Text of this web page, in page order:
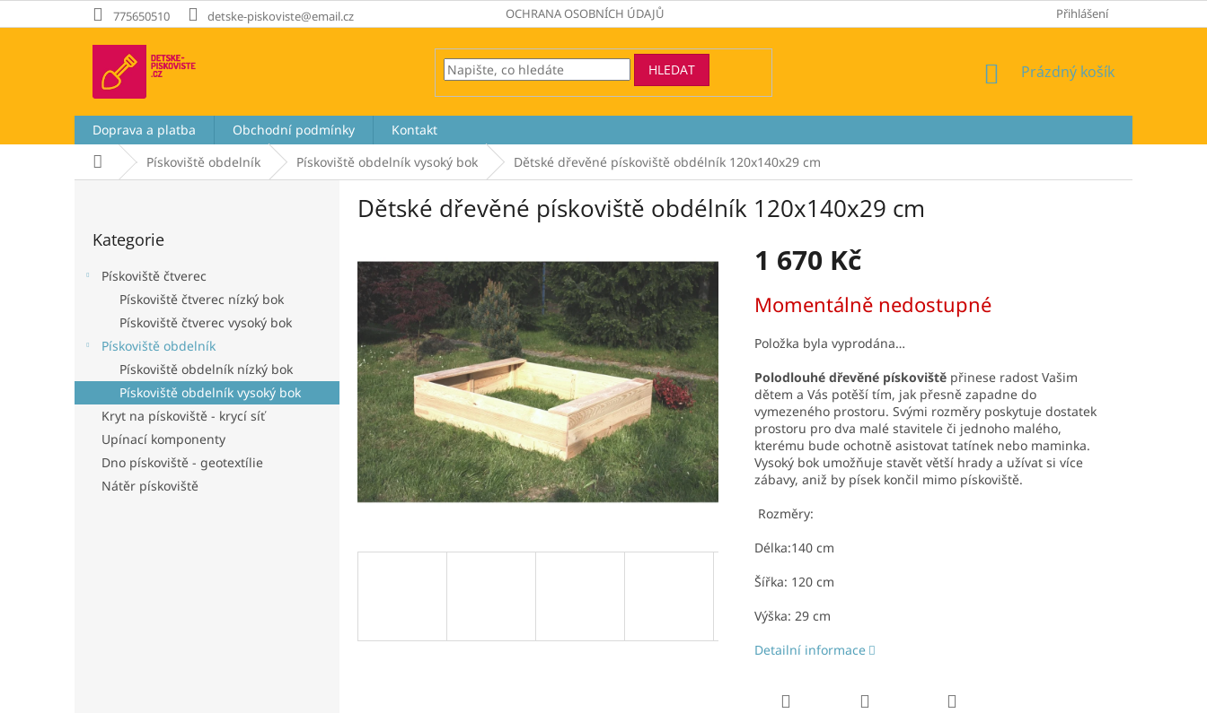
na
775650510 detske-piskoviste@email.cz OCHRANA OSOBNÍCH ÚDAJŮ Přihlášení
HLEDAT
NÁKUPNÍ
Prázdný košík
Doprava a platba Obchodní podmínky
Kontakt
Domů Pískoviště obdelník Pískoviště obdelník vysoký bok Dětské dřevěné pískoviště obdélník 120x140x29 cm
a
n
kategorie
Kategorie
Pískoviště čtverec
Pískoviště čtverec nízký bok
Pískoviště čtverec vysoký bok
Pískoviště obdelník
Pískoviště obdelník nízký bok
Pískoviště obdelník vysoký bok
Kryt na pískoviště - krycí síť
Upínací komponenty
Dno pískoviště - geotextílie
Nátěr pískoviště
Dětské dřevěné pískoviště obdélník 120x140x29 cm
1 670 Kč
cena:
Momentálně nedostupné
Položka byla vyprodána…
Polodlouhé dřevěné pískovištěpřinese radost Vašim
dětem a Vás potěší tím, jak přesně zapadne do
vymezeného prostoru. Svými rozměry poskytuje dostatek
prostoru pro dva malé stavitele či jednoho malého,
kterému bude ochotně asistovat tatínek nebo maminka.
Vysoký bok umožňuje stavět větší hrady a užívat si více
zábavy, aniž by písek končil mimo pískoviště.
Rozměry:
Délka:140 cm
Šířka: 120 cm
Výška: 29 cm
Detailní informace